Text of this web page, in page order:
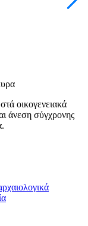
οικογενειακά
άνεση σύγχρονης